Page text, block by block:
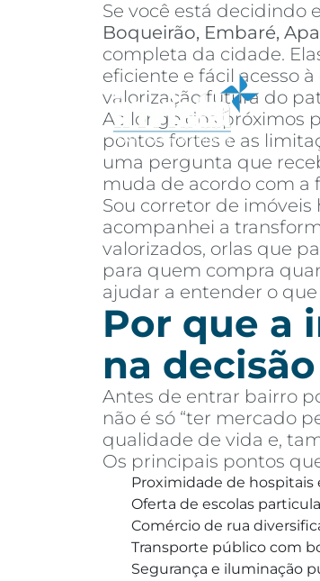
Se você está decidindo
Boqueirão, Embaré,
completa da cidade.
eficiente e fácil acesso
valorização futura do
Ao longo dos próximos
pontos fortes e as
uma pergunta que
muda de acordo com a
Sou corretor de
acompanhei a
valorizados, orlas que
para quem compra
ajudar a entender o
Por que a
na
Antes de entrar bairro
não é só “ter mercado
qualidade de vida e,
Os principais pontos
Proximidade de hospitais
Oferta de escolas
Comércio de rua
Transporte público com
Segurança e iluminação